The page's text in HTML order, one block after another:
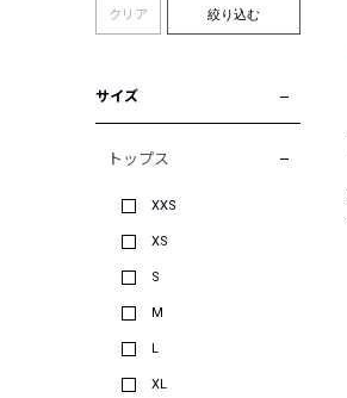
クリア 絞り込む
サイズ
トップス
XXS
XS
S
M
L
XL